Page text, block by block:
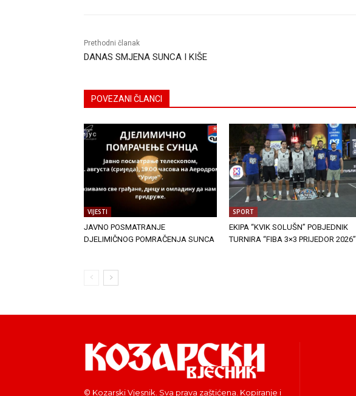
Prethodni članak
DANAS SMJENA SUNCA I KIŠE
POVEZANI ČLANCI
VIJESTI
JAVNO POSMATRANJE
DJELIMIČNOG POMRAČENJA SUNCA
SPORT
EKIPA “KVIK SOLUŠN” POBJEDNIK
TURNIRA “FIBA 3×3 PRIJEDOR 2026”
© Kozarski Vjesnik. Sva prava zaštićena. Kopiranje i